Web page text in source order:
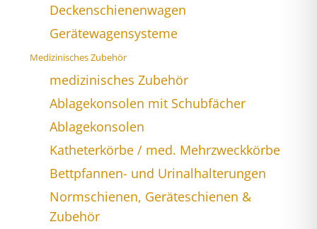
Deckenschienenwagen
Gerätewagensysteme
Medizinisches Zubehör
medizinisches Zubehör
Ablagekonsolen mit Schubfächer
Ablagekonsolen
Katheterkörbe / med. Mehrzweckkörbe
Bettpfannen- und Urinalhalterungen
Normschienen, Geräteschienen &
Zubehör